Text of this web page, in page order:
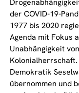
der COVID-19-
1977 bis 2020
Agenda mit Fokus
Unabhängigkeit
Demokratik
übernommen und